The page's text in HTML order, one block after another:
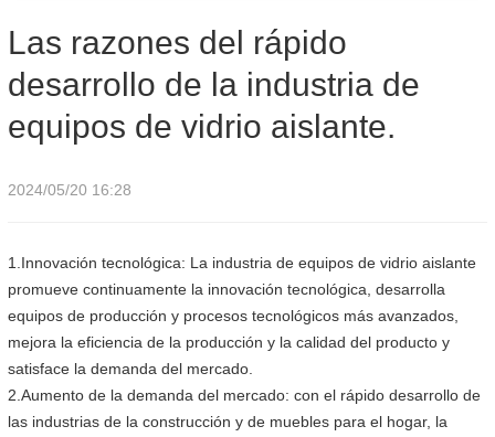
razones del rápido desarrollo de la industria de equipos de
vidrio aislante.
Las razones del rápido
desarrollo de la industria de
equipos de vidrio aislante.
2024/05/20 16:28
1.Innovación tecnológica: La industria de equipos de vidrio aislante
promueve continuamente la innovación tecnológica, desarrolla
equipos de producción y procesos tecnológicos más avanzados,
mejora la eficiencia de la producción y la calidad del producto y
satisface la demanda del mercado.
2.Aumento de la demanda del mercado: con el rápido desarrollo de
las industrias de la construcción y de muebles para el hogar, la